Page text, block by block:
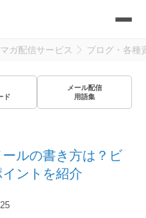
ガ配信サービス ブログ・各種
ド
メール配信
用語集
ールの書き方は？ビ
ントを紹介